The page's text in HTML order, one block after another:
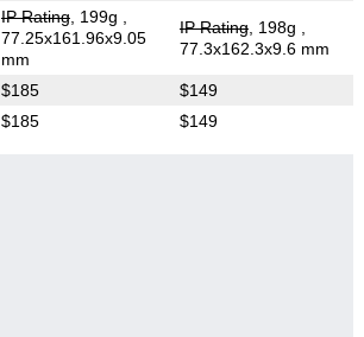
IP Rating, 199g
77.25x161.96x9.05
mm
IP Rating, 198g
77.3x162.3x9.6 mm
$185 $149
$185 $149